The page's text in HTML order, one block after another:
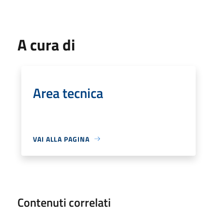
A cura di
Area tecnica
VAI ALLA PAGINA
Contenuti correlati